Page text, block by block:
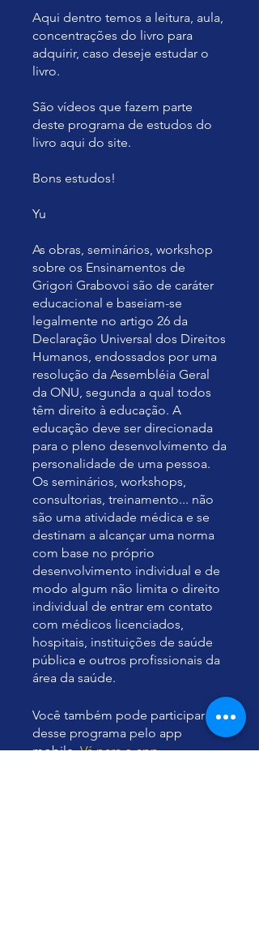
Aqui dentro temos a leitura, aula,
concentrações do livro para
adquirir, caso deseje estudar o
livro.
São vídeos que fazem parte
deste programa de estudos do
livro aqui do site.
Bons estudos!
Yu
As obras, seminários, workshop
sobre os Ensinamentos de
Grigori Grabovoi são de caráter
educacional e baseiam-se
legalmente no artigo 26 da
Declaração Universal dos Direitos
Humanos, endossados por uma
resolução da Assembléia Geral
da ONU, segunda a qual todos
têm direito à educação. A
educação deve ser direcionada
para o pleno desenvolvimento da
personalidade de uma pessoa.
Os seminários, workshops,
consultorias, treinamento... não
são uma atividade médica e se
destinam a alcançar uma norma
com base no próprio
desenvolvimento individual e de
modo algum não limita o direito
individual de entrar em contato
com médicos licenciados,
hospitais, instituições de saúde
pública e outros profissionais da
área da saúde.
Você também pode participar
desse programa pelo app
mobile. Vá para o app